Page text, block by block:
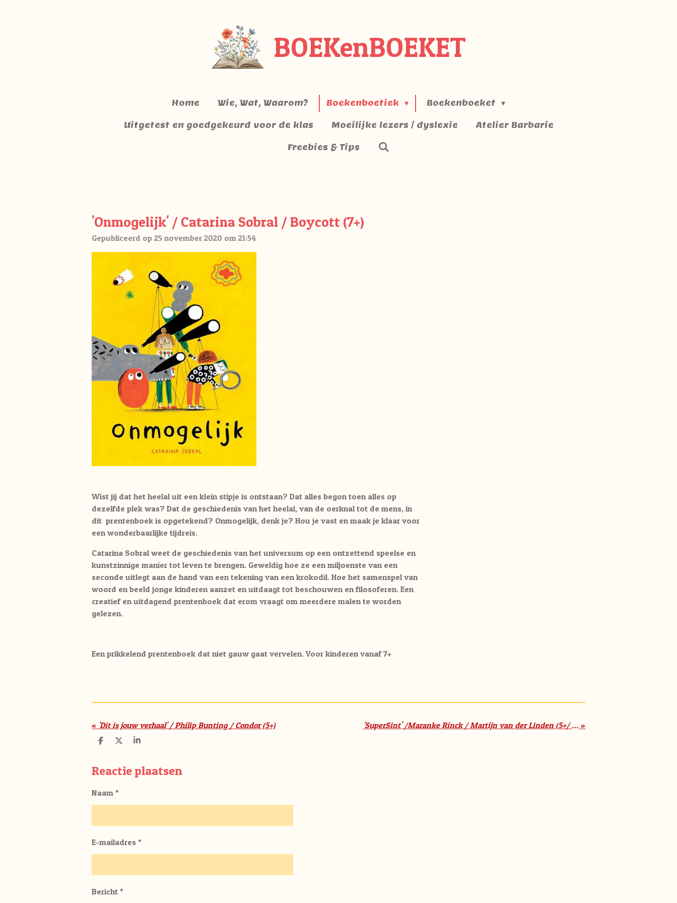
BOEKenBOEKET
Home Wie, Wat, Waarom? Boekenboetiek Boekenboeket
Uitgetest en goedgekeurd voor de klas Moeilijke lezers / dyslexie Atelier Barbarie
Freebies & Tips
'Onmogelijk' / Catarina Sobral / Boycott (7+)
Gepubliceerd op 25 november 2020 om 21:54
Wist jij dat het heelal uit een klein stipje is ontstaan? Dat alles begon toen alles op
dezelfde plek was? Dat de geschiedenis van het heelal, van de oerknal tot de mens, in
dit prentenboek is opgetekend? Onmogelijk, denk je? Hou je vast en maak je klaar voor
een wonderbaarlijke tijdreis.
Catarina Sobral weet de geschiedenis van het universum op een ontzettend speelse en
kunstzinnige manier tot leven te brengen. Geweldig hoe ze een miljoenste van een
seconde uitlegt aan de hand van een tekening van een krokodil. Hoe het samenspel van
woord en beeld jonge kinderen aanzet en uitdaagt tot beschouwen en filosoferen. Een
creatief en uitdagend prentenboek dat erom vraagt om meerdere malen te worden
gelezen.
Een prikkelend prentenboek dat niet gauw gaat vervelen. Voor kinderen vanaf 7+
« 'Dit is jouw verhaal' / Philip Bunting / Condor (5+) 'SuperSint' /Maranke Rinck / Martijn van der Linden (5+/ zelfstandig 7+) »
D
e
n
D
l
S
r
e
Reactie plaatsen
Naam *
E-mailadres *
Bericht *